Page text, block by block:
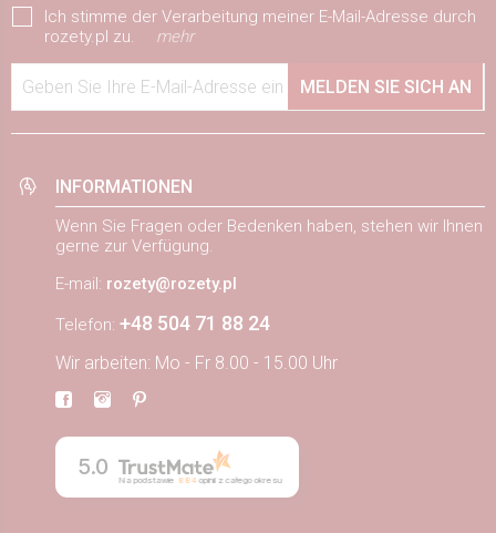
Ich stimme der Verarbeitung meiner E-Mail-Adresse durch
rozety.pl zu.
mehr
Geben Sie Ihre E-Mail-Adresse ein MELDEN SIE SICH AN
INFORMATIONEN
Wenn Sie Fragen oder Bedenken haben, stehen wir Ihnen
gerne zur Verfügung.
E-mail: rozety@rozety.pl
Telefon: +48 504 71 88 24
Wir arbeiten: Mo - Fr 8.00 - 15.00 Uhr
5.0
Na podstawie 884opinii z całego okresu